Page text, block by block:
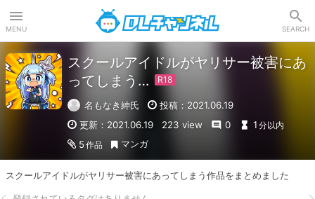
MENU SEARCH
スクールアイドルがヤリサー被害にあ
ってしまう…
名もなき紳氏
投稿：2021.06.19
更新：2021.06.19
223 view 0 1 分以内
5作品 マンガ
スクールアイドルがヤリサー被害にあってしまう作品をまとめました